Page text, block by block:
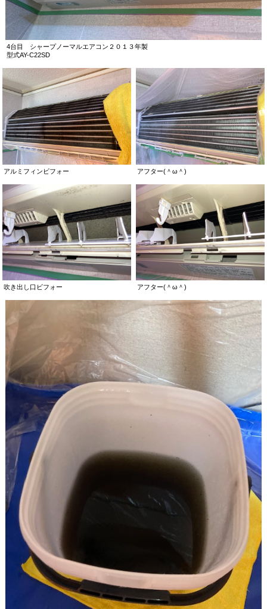
4台目 シャープノーマルエアコン２０１３年製
型式AY-C22SD
アルミフィンビフォー アフター(＾ω＾)
吹き出し口ビフォー アフター(＾ω＾)